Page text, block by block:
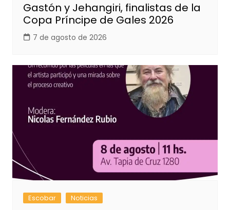
Gastón y Jehangiri, finalistas de la
Copa Príncipe de Gales 2026
7 de agosto de 2026
Escobar Noticias